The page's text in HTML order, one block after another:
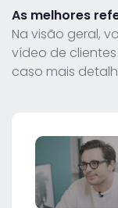
As melhores
Na visão geral,
vídeo de
caso mais